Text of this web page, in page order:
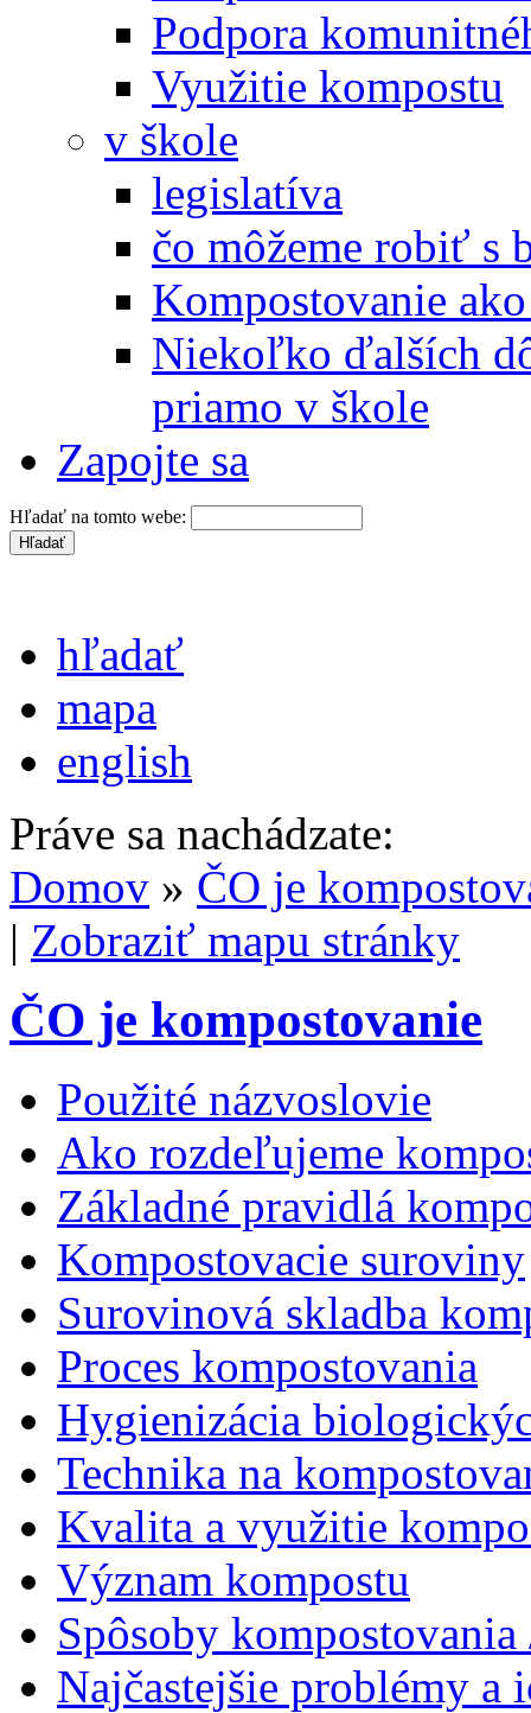
Podpora
Využitie kompostu
v škole
legislatíva
čo môžeme robiť s
Kompostovanie
Niekoľko ďalších
priamo v škole
Zapojte sa
Hľadať na tomto webe:
hľadať
mapa
english
Práve sa nachádzate:
Domov » ČO je
| Zobraziť mapu stránky
ČO je kompostovanie
Použité názvoslovie
Ako rozdeľujeme
Základné pravidlá
Kompostovacie suroviny
Surovinová skladba
Proces kompostovania
Hygienizácia
Technika na
Kvalita a využitie
Význam kompostu
Spôsoby
Najčastejšie problémy a